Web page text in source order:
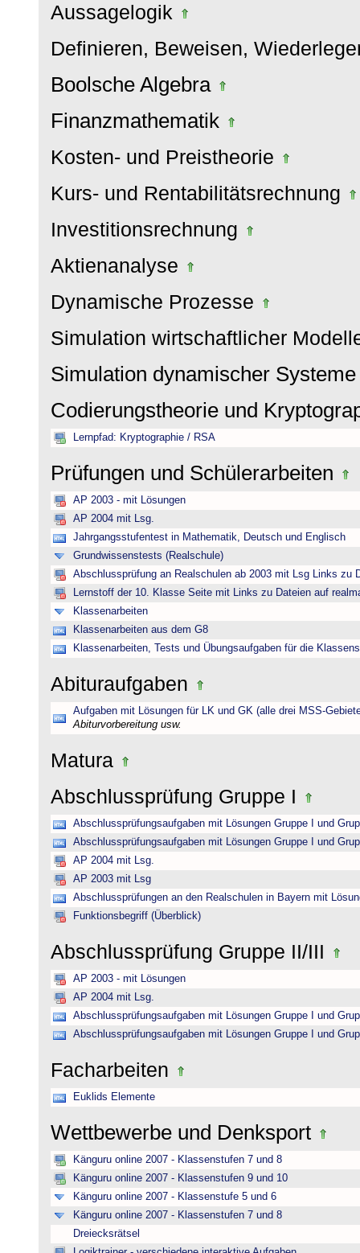
Aussagelogik
Definieren, Beweisen,
Boolsche Algebra
Finanzmathematik
Kosten- und Preistheorie
Kurs- und Rentabilitätsrechnung
Investitionsrechnung
Aktienanalyse
Dynamische Prozesse
Simulation wirtschaftlicher
Simulation dynamischer
Codierungstheorie und
Lernpfad: Kryptographie / RSA
Prüfungen und Schülerarbeiten
AP 2003 - mit Lösungen
AP 2004 mit Lsg.
Jahrgangsstufentest in Mathematik, Deutsch und Englisch
Grundwissenstests (Realschule)
Abschlussprüfung an Realschulen ab 2003 mit Lsg Links zu
Lernstoff der 10. Klasse Seite mit Links zu Dateien auf
Klassenarbeiten
Klassenarbeiten aus dem G8
Klassenarbeiten, Tests und Übungsaufgaben für die
Abituraufgaben
Aufgaben mit Lösungen für LK und GK (alle drei MSS-
Abiturvorbereitung usw.
Matura
Abschlussprüfung Gruppe I
Abschlussprüfungsaufgaben mit Lösungen Gruppe I und
Abschlussprüfungsaufgaben mit Lösungen Gruppe I und
AP 2004 mit Lsg.
AP 2003 mit Lsg
Abschlussprüfungen an den Realschulen in Bayern mit
Funktionsbegriff (Überblick)
Abschlussprüfung Gruppe II/III
AP 2003 - mit Lösungen
AP 2004 mit Lsg.
Abschlussprüfungsaufgaben mit Lösungen Gruppe I und
Abschlussprüfungsaufgaben mit Lösungen Gruppe I und
Facharbeiten
Euklids Elemente
Wettbewerbe und Denksport
Känguru online 2007 - Klassenstufen 7 und 8
Känguru online 2007 - Klassenstufen 9 und 10
Känguru online 2007 - Klassenstufe 5 und 6
Känguru online 2007 - Klassenstufen 7 und 8
Dreiecksrätsel